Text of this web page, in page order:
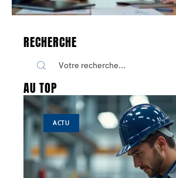
RECHERCHE
AU TOP
ACTU